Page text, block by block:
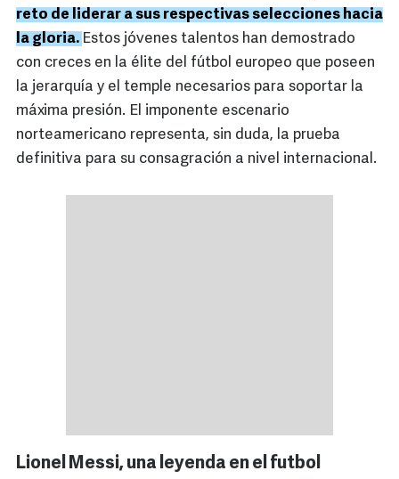
reto de liderar a sus respectivas selecciones hacia
la gloria. Estos jóvenes talentos han demostrado
con creces en la élite del fútbol europeo que poseen
la jerarquía y el temple necesarios para soportar la
máxima presión. El imponente escenario
norteamericano representa, sin duda, la prueba
definitiva para su consagración a nivel internacional.
Lionel Messi, una leyenda en el futbol